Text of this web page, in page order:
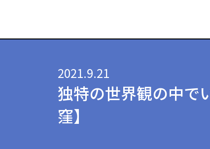
2021.9.21
独特の世界観の中で
窪】